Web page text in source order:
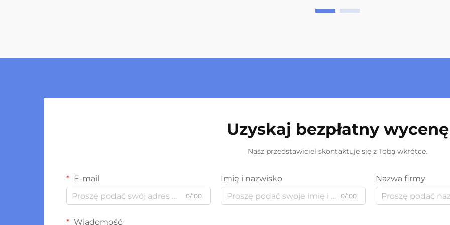
Uzyskaj bezpłatny wycenę
Nasz przedstawiciel skontaktuje się z Tobą wkrótce.
E-mail
0/100
Imię i nazwisko
0/100
Nazwa firmy
Wiadomość